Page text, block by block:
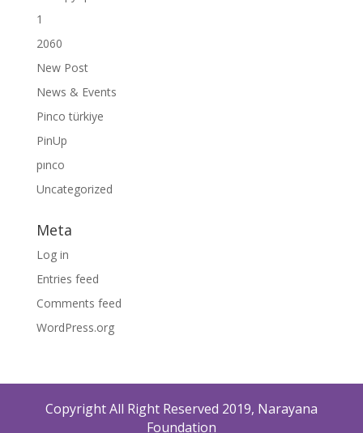
1
2060
New Post
News & Events
Pinco türkiye
PinUp
pınco
Uncategorized
Meta
Log in
Entries feed
Comments feed
WordPress.org
Copyright All Right Reserved 2019, Narayana
Foundation